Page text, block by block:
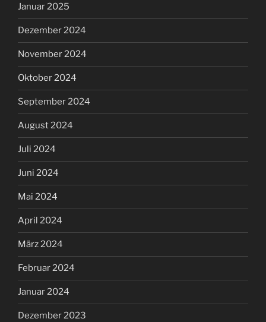
Januar 2025
Dezember 2024
November 2024
Oktober 2024
September 2024
August 2024
Juli 2024
Juni 2024
Mai 2024
April 2024
März 2024
Februar 2024
Januar 2024
Dezember 2023